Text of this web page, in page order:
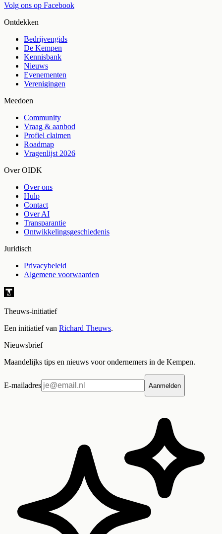
Volg ons op Facebook
Ontdekken
Bedrijvengids
De Kempen
Kennisbank
Nieuws
Evenementen
Verenigingen
Meedoen
Community
Vraag & aanbod
Profiel claimen
Roadmap
Vragenlijst 2026
Over OIDK
Over ons
Hulp
Contact
Over AI
Transparantie
Ontwikkelingsgeschiedenis
Juridisch
Privacybeleid
Algemene voorwaarden
Theuws-initiatief
Een initiatief van Richard Theuws.
Nieuwsbrief
Maandelijks tips en nieuws voor ondernemers in de Kempen.
E-mailadres Aanmelden